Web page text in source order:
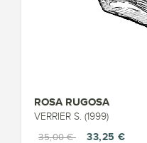
ROSA RUGOSA
VERRIER S. (1999)
35,00 €
33,25 €